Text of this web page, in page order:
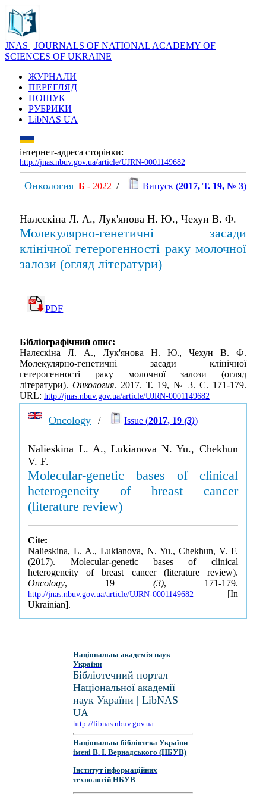
JNAS | JOURNALS OF NATIONAL ACADEMY OF
SCIENCES OF UKRAINE
ЖУРНАЛИ
ПЕРЕГЛЯД
ПОШУК
РУБРИКИ
LibNAS UA
інтернет-адреса сторінки:
http://jnas.nbuv.gov.ua/article/UJRN-0001149682
Онкология Б - 2022 / Випуск (2017, Т. 19, № 3)
Налєскіна Л. А., Лук'янова Н. Ю., Чехун В. Ф.
Молекулярно-генетичні засади
клінічної гетерогенності раку молочної
залози (огляд літератури)
PDF
Бібліографічний опис:
Налєскіна Л. А., Лук'янова Н. Ю., Чехун В. Ф.
Молекулярно-генетичні засади клінічної
гетерогенності раку молочної залози (огляд
літератури). Онкология. 2017. Т. 19, № 3. С. 171-179.
URL: http://jnas.nbuv.gov.ua/article/UJRN-0001149682
Oncology / Issue (2017, 19(3))
Nalieskina L. A., Lukianova N. Yu., Chekhun
V. F.
Molecular-genetic bases of clinical
heterogeneity of breast cancer
(literature review)
Cite:
Nalieskina, L. A., Lukianova, N. Yu., Chekhun, V. F.
(2017). Molecular-genetic bases of clinical
heterogeneity of breast cancer (literature review).
Oncology, 19 (3), 171-179.
http://jnas.nbuv.gov.ua/article/UJRN-0001149682 [In
Ukrainian].
Національна академія наук
України
Бібліотечний портал
Національної академії
наук України | LibNAS
UA
http://libnas.nbuv.gov.ua
Національна бібліотека України
імені В. І. Вернадського (НБУВ)
Інститут інформаційних
технологій НБУВ